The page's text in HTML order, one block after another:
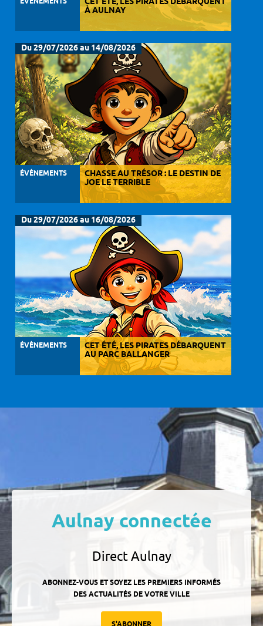
CET ÉTÉ, LES PIRATES DÉBARQUENT
À AULNAY
Du 29/07/2026 au 14/08/2026
ÉVÈNEMENTS CHASSE AU TRÉSOR : LE DESTIN DE
JOE LE TERRIBLE
Du 29/07/2026 au 16/08/2026
ÉVÈNEMENTS CET ÉTÉ, LES PIRATES DÉBARQUENT
AU PARC BALLANGER
Aulnay connectée
Direct Aulnay
ABONNEZ-VOUS ET SOYEZ LES PREMIERS INFORMÉS
DES ACTUALITÉS DE VOTRE VILLE